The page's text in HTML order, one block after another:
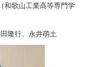
歌山工業高等専門学
隆行、永井萌土